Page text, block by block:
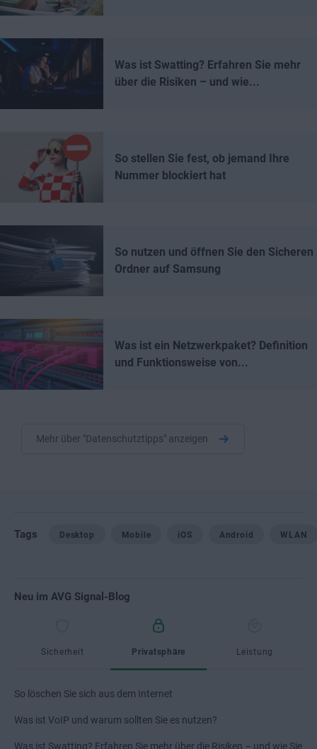
Was ist Swatting? Erfahren Sie mehr
über die Risiken – und wie...
So stellen Sie fest, ob jemand Ihre
Nummer blockiert hat
So nutzen und öffnen Sie den Sicheren
Ordner auf Samsung
Was ist ein Netzwerkpaket? Definition
und Funktionsweise von...
Mehr über "Datenschutztipps" anzeigen
Tags Desktop Mobile iOS Android WLAN
Neu im AVG Signal-Blog
Sicherheit Privatsphäre Leistung
So löschen Sie sich aus dem Internet
Was ist VoIP und warum sollten Sie es nutzen?
Was ist Swatting? Erfahren Sie mehr über die Risiken – und wie Sie